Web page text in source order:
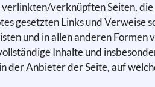
verknüpften Seiten,
gesetzten Links und
und in allen anderen
Inhalte und
Anbieter der Seite, auf